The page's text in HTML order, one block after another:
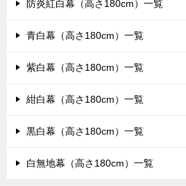
防炎紅白幕（高さ180cm）一覧
青白幕（高さ180cm）一覧
紫白幕（高さ180cm）一覧
紺白幕（高さ180cm）一覧
黒白幕（高さ180cm）一覧
白無地幕（高さ180cm）一覧